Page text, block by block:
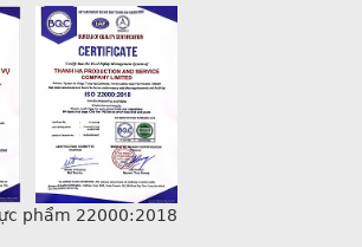
phẩm 22000:2018